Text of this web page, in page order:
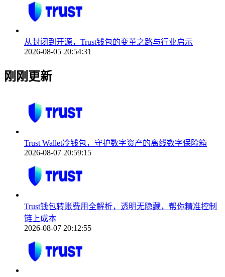
从封闭到开源，Trust钱包的变革之路与行业启示
2026-08-05 20:54:31
刚刚更新
Trust Wallet冷钱包，守护数字资产的离线数字保险箱
2026-08-07 20:59:15
Trust钱包转账费用全解析，透明无隐藏，帮你精准控制
链上成本
2026-08-07 20:12:55